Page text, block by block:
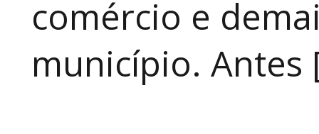
comércio e
município.